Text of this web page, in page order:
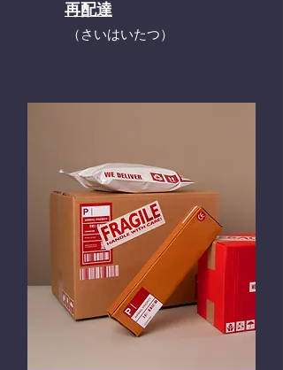
再配達
​（さいはいたつ）